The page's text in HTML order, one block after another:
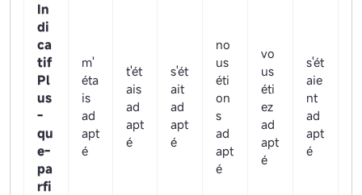
In
di
ca
tif
Pl
us
-
qu
e-
pa
rfi
m'
éta
is
ad
apt
é
t'ét
ais
ad
apt
é
s'ét
ait
ad
apt
é
no
us
éti
on
s
ad
apt
é
vo
us
éti
ez
ad
apt
é
s'ét
aie
nt
ad
apt
é